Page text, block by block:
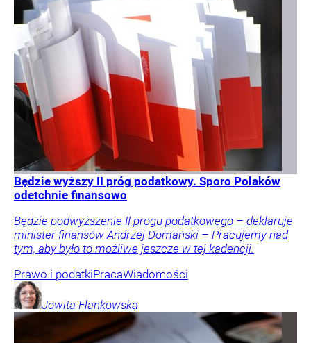
Będzie wyższy II próg podatkowy. Sporo Polaków
odetchnie finansowo
Będzie podwyższenie II progu podatkowego – deklaruje
minister finansów Andrzej Domański – Pracujemy nad
tym, aby było to możliwe jeszcze w tej kadencji.
Prawo i podatkiPracaWiadomości
Jowita Flankowska